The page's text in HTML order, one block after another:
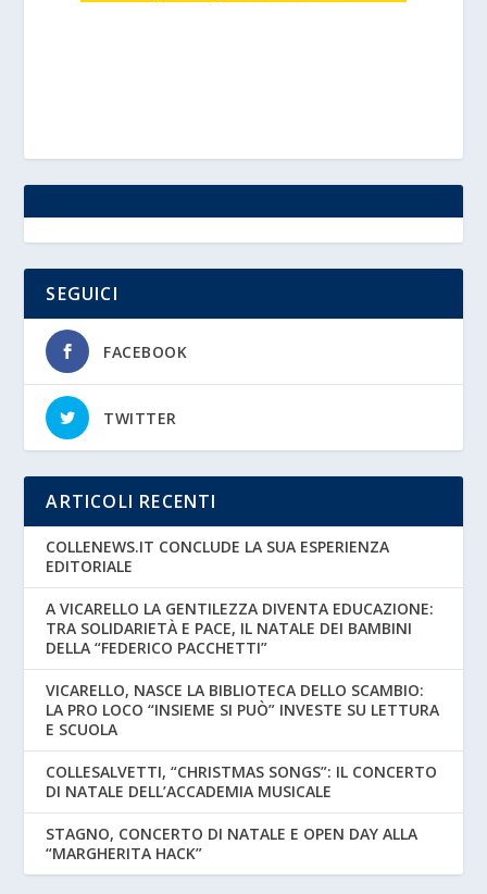
SEGUICI
FACEBOOK
TWITTER
ARTICOLI RECENTI
COLLENEWS.IT CONCLUDE LA SUA ESPERIENZA
EDITORIALE
A VICARELLO LA GENTILEZZA DIVENTA EDUCAZIONE:
TRA SOLIDARIETÀ E PACE, IL NATALE DEI BAMBINI
DELLA “FEDERICO PACCHETTI”
VICARELLO, NASCE LA BIBLIOTECA DELLO SCAMBIO:
LA PRO LOCO “INSIEME SI PUÒ” INVESTE SU LETTURA
E SCUOLA
COLLESALVETTI, “CHRISTMAS SONGS”: IL CONCERTO
DI NATALE DELL’ACCADEMIA MUSICALE
STAGNO, CONCERTO DI NATALE E OPEN DAY ALLA
“MARGHERITA HACK”